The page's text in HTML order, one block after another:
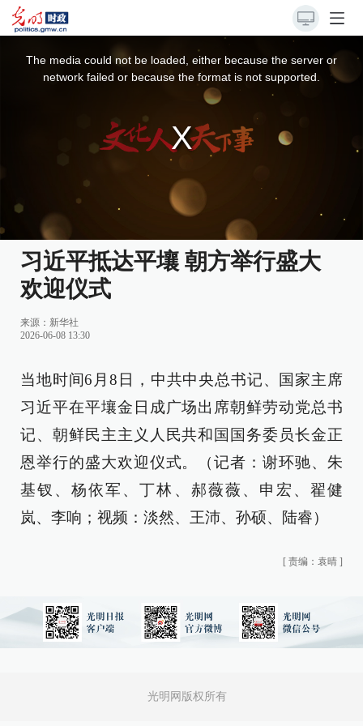
The media could not be loaded, either because the server or
network failed or because the format is not supported.
习近平抵达平壤 朝方举行盛大
欢迎仪式
来源： 新华社
2026-06-08 13:30
当地时间6月8日，中共中央总书记、国家主席
习近平在平壤金日成广场出席朝鲜劳动党总书
记、朝鲜民主主义人民共和国国务委员长金正
恩举行的盛大欢迎仪式。（记者：谢环驰、朱
基钗、杨依军、丁林、郝薇薇、申宏、翟健
岚、李响；视频：淡然、王沛、孙硕、陆睿）
[ 责编：袁晴 ]
光明网版权所有